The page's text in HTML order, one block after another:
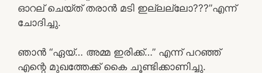
ഓറല് ചെയ്ത് തരാൻ മടി ഇല്ലല്ലോ???”എന്ന്
ചോദിച്ചു.
ഞാൻ “ഏയ്… അമ്മ ഇരിക്ക്…” എന്ന് പറഞ്ഞ്
എന്റെ മുഖത്തേക്ക് കൈ ചൂണ്ടിക്കാണിച്ചു.